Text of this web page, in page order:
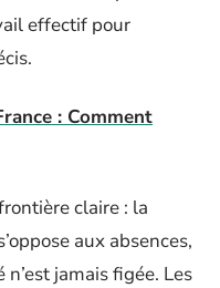
effectif pour
: Comment
claire : la
aux absences,
jamais figée. Les